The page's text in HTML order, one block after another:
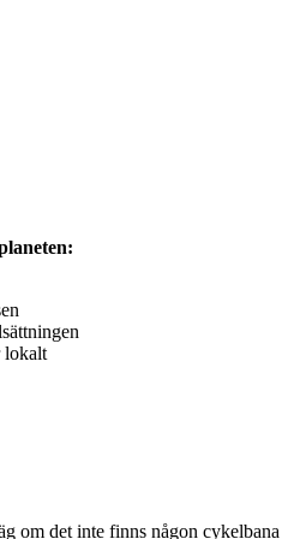
lokalt
om det inte finns någon cykelbana